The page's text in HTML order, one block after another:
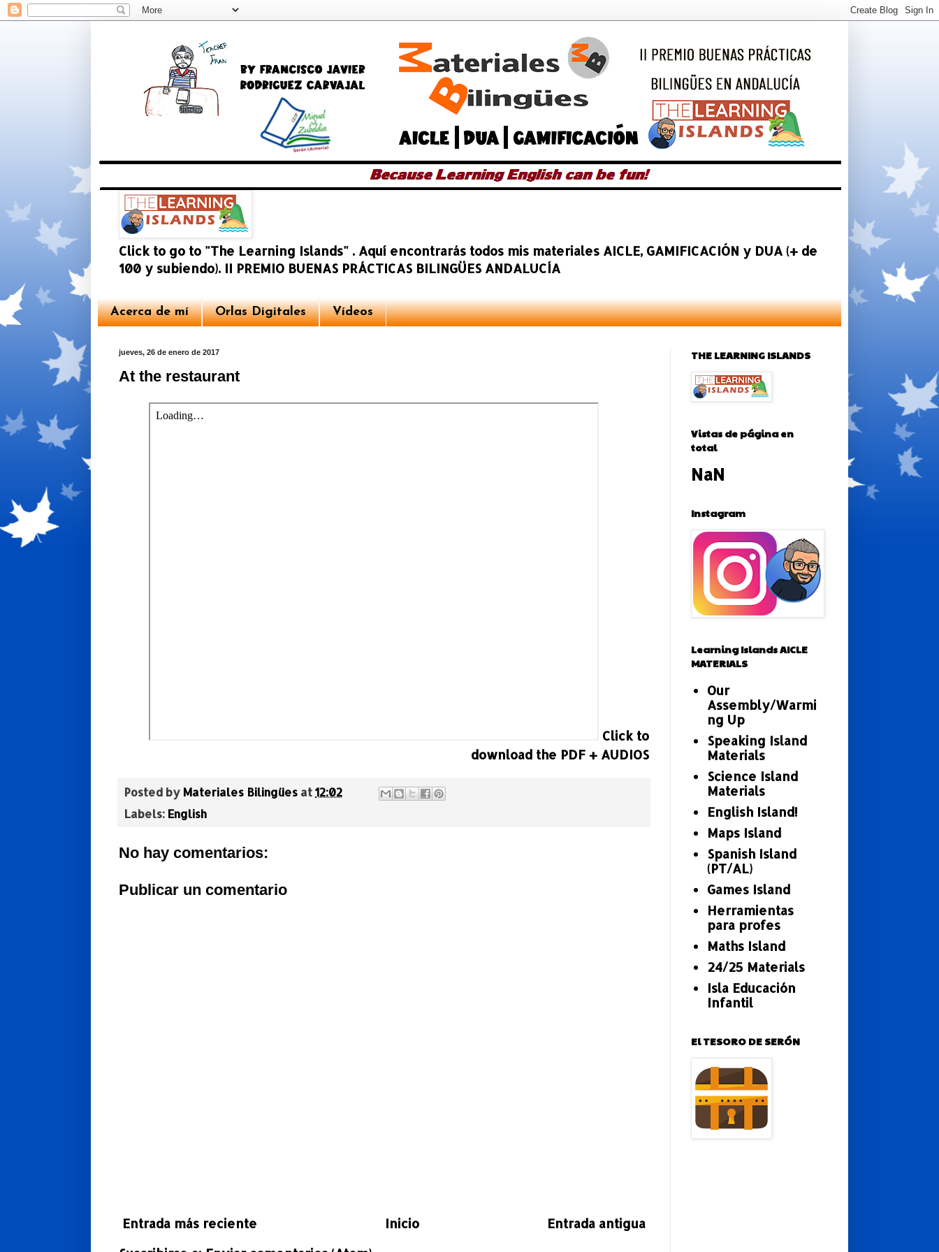
Click to go to "The Learning Islands" . Aquí encontrarás todos mis materiales AICLE, GAMIFICACIÓN y DUA (+ de
100 y subiendo). II PREMIO BUENAS PRÁCTICAS BILINGÜES ANDALUCÍA
Acerca de mí Orlas Digitales Vídeos
jueves, 26 de enero de 2017
At the restaurant
Click to
download the PDF + AUDIOS
Posted by Materiales Bilingües at12:02
Labels: English
No hay comentarios:
Publicar un comentario
Entrada más reciente Entrada antigua
Inicio
THE LEARNING ISLANDS
Vistas de página en
total
NaN
Instagram
Learning Islands AICLE
MATERIALS
Our
Assembly/Warmi
ng Up
Speaking Island
Materials
Science Island
Materials
English Island!
Maps Island
Spanish Island
(PT/AL)
Games Island
Herramientas
para profes
Maths Island
24/25 Materials
Isla Educación
Infantil
El TESORO DE SERÓN